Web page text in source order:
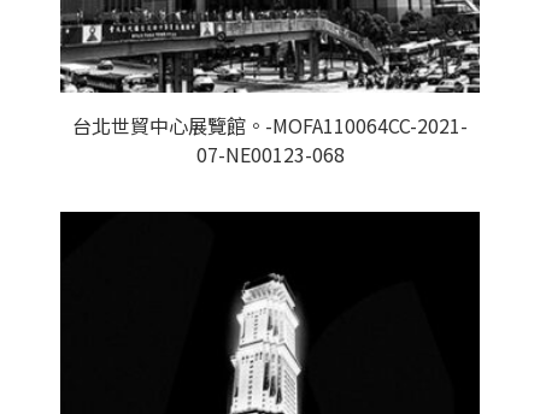
台北世貿中心展覽館。-MOFA110064CC-2021-
07-NE00123-068